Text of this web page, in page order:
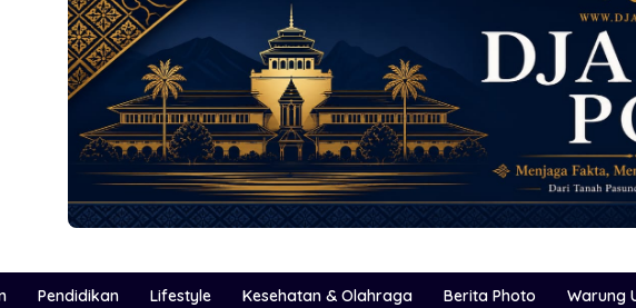
Pendidikan Lifestyle Kesehatan & Olahraga Berita Photo Warung